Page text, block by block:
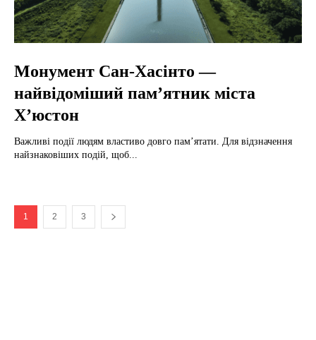
Монумент Сан-Хасінто —
найвідоміший пам’ятник міста
Х’юстон
Важливі події людям властиво довго пам’ятати. Для відзначення
найзнаковіших подій, щоб...
1 2 3